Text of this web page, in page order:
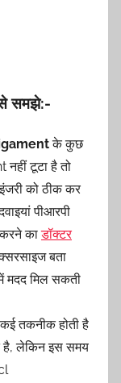
समझे:-
के कुछ
नहीं टूटा है तो
को ठीक कर
पीआरपी
करने काडॉक्टर
बता
मदद मिल सकती
तकनीक होती है
लेकिन इस समय